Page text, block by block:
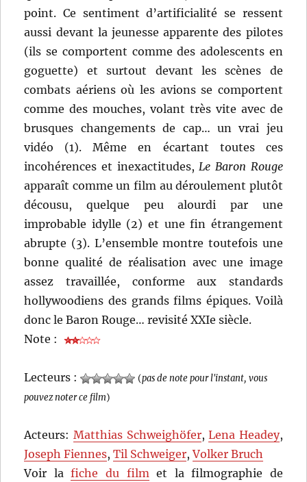
point. Ce sentiment d’artificialité se ressent
aussi devant la jeunesse apparente des pilotes
(ils se comportent comme des adolescents en
goguette) et surtout devant les scènes de
combats aériens où les avions se comportent
comme des mouches, volant très vite avec de
brusques changements de cap… un vrai jeu
vidéo (1). Même en écartant toutes ces
incohérences et inexactitudes,Le Baron Rouge
apparaît comme un film au déroulement plutôt
décousu, quelque peu alourdi par une
improbable idylle (2) et une fin étrangement
abrupte (3). L’ensemble montre toutefois une
bonne qualité de réalisation avec une image
assez travaillée, conforme aux standards
hollywoodiens des grands films épiques. Voilà
donc le Baron Rouge… revisité XXIe siècle.
Note :
Lecteurs : (pas de note pour l'instant, vous
pouvez noter ce film)
Acteurs: Matthias Schweighöfer,Lena Headey,
Joseph Fiennes,Til Schweiger,Volker Bruch
Voir lafiche du filmet la filmographie de